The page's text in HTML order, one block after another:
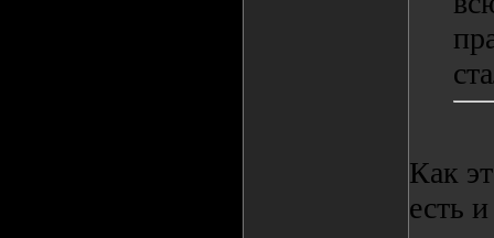
Как
есть